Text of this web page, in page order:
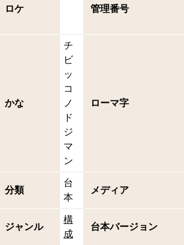
ロケ 管理番号
かな
チ
ビ
ッ
コ
ノ
ド
ジ
マ
ン
ローマ字
分類
台
本
メディア
ジャンル
構
成
台本バージョン